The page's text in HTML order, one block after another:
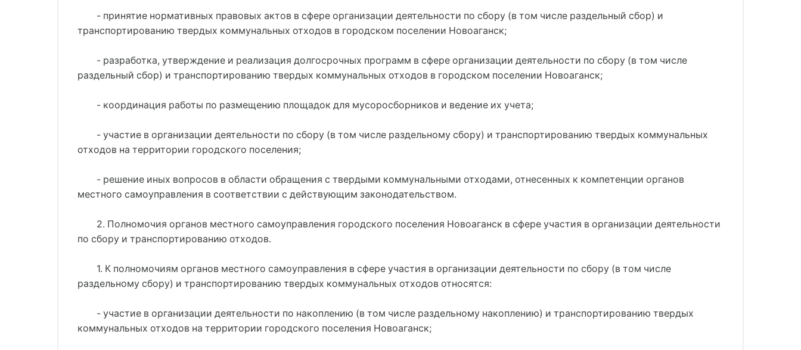
- принятие нормативных правовых актов в сфере организации деятельности по сбору (в том числе раздельный сбор) и
транспортированию твердых коммунальных отходов в городском поселении Новоаганск;
- разработка, утверждение и реализация долгосрочных программ в сфере организации деятельности по сбору (в том числе
раздельный сбор) и транспортированию твердых коммунальных отходов в городском поселении Новоаганск;
- координация работы по размещению площадок для мусоросборников и ведение их учета;
- участие в организации деятельности по сбору (в том числе раздельному сбору) и транспортированию твердых коммунальных
отходов на территории городского поселения;
- решение иных вопросов в области обращения с твердыми коммунальными отходами, отнесенных к компетенции органов
местного самоуправления в соответствии с действующим законодательством.
2. Полномочия органов местного самоуправления городского поселения Новоаганск в сфере участия в организации деятельности
по сбору и транспортированию отходов.
1. К полномочиям органов местного самоуправления в сфере участия в организации деятельности по сбору (в том числе
раздельному сбору) и транспортированию твердых коммунальных отходов относятся:
- участие в организации деятельности по накоплению (в том числе раздельному накоплению) и транспортированию твердых
коммунальных отходов на территории городского поселения Новоаганск;